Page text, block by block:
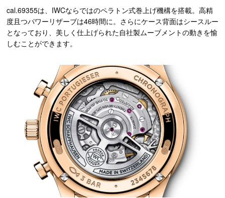
cal.69355は、IWCならではのペラトン式巻上げ機構を搭載。高精
度且つパワーリザーブは46時間に。さらにケース背面はシースルー
となっており、美しく仕上げられた自社製ムーブメントの動きを愉
しむことができます。